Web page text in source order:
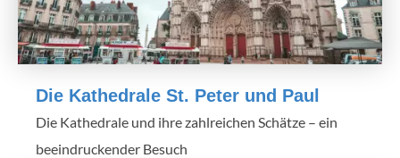
Die Kathedrale St. Peter und Paul
Die Kathedrale und ihre zahlreichen Schätze – ein
beeindruckender Besuch